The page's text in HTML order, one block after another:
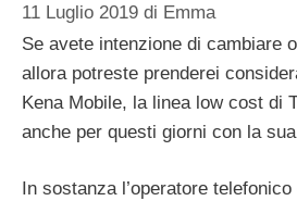
11 Luglio 2019 di Emma
Se avete intenzione di cambiare
allora potreste prenderei
Kena Mobile, la linea low cost di
anche per questi giorni con la
In sostanza l’operatore